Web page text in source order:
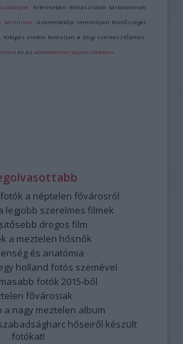
értelmében felhasználói tartalomnak
technikai üzemeltetője semmilyen felelősséget
esetén forduljon a blog szerkesztőjéhez.
és azadatvédelmi tájékoztatóban
a néptelen fővárosról
legjobb szerelmes filmek
drogos film
a meztelen hősnők
és anatómia
holland fotós szemével
fotók 2015-ből
fővárosiak
a nagy meztelen album
hőseiről készült
fotókat!